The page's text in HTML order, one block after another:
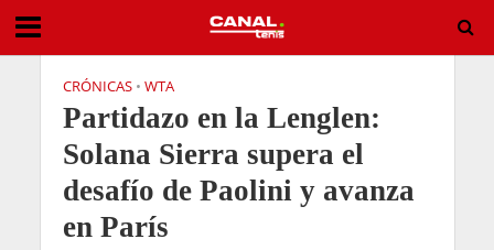
CRÓNICAS • WTA
Partidazo en la Lenglen:
Solana Sierra supera el
desafío de Paolini y avanza
en París